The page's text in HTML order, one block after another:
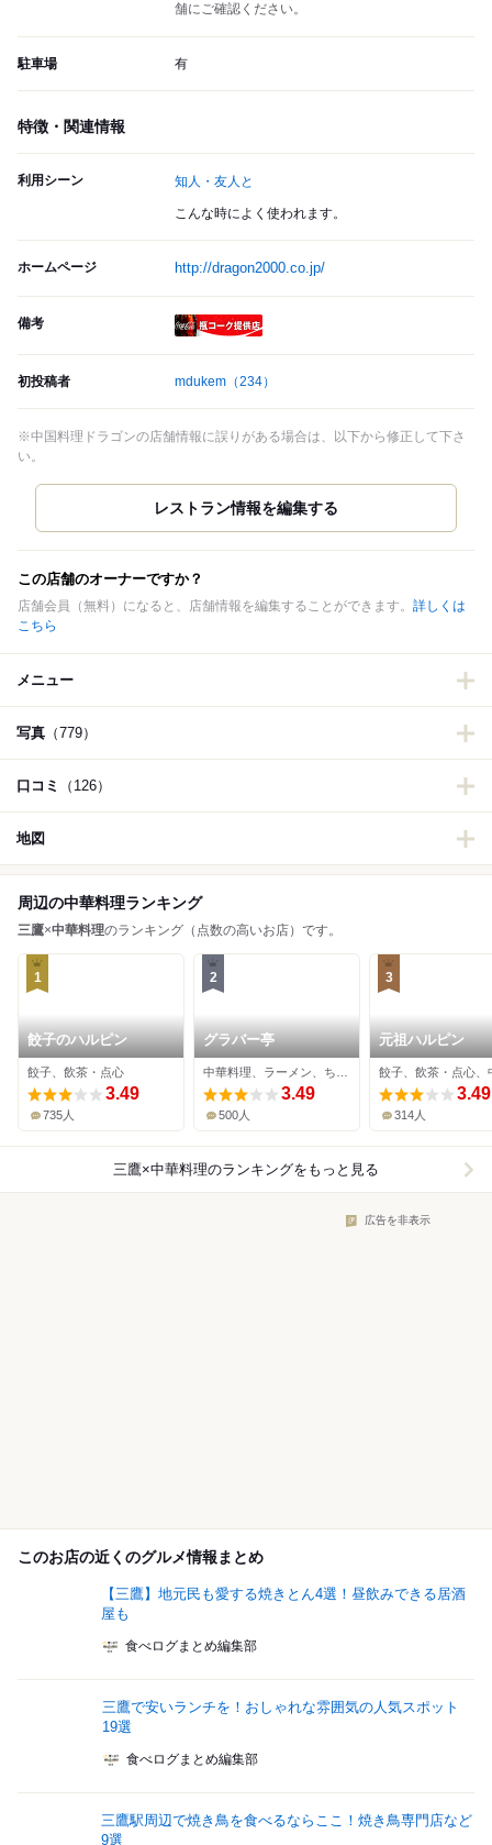
舗にご確認ください。
駐車場 有
特徴・関連情報
利用シーン 知人・友人と
こんな時によく使われます。
ホームページ http://dragon2000.co.jp/
備考
初投稿者 mdukem （234）
※中国料理ドラゴンの店舗情報に誤りがある場合は、以下から修正して下さ
い。
この店舗のオーナーですか？
店舗会員（無料）になると、店舗情報を編集することができます。 詳しくは
こちら
メニュー
写真 （779）
口コミ （126）
地図
周辺の中華料理ランキング
三鷹×中華料理のランキング（点数の高いお店）です。
1
餃子のハルピン
餃子、飲茶・点心
3.49
735人
2
グラバー亭
3.49
500人
3
元祖ハルピン
3.49
314人
三鷹×中華料理のランキングをもっと見る
広告を非表示
このお店の近くのグルメ情報まとめ
【三鷹】地元民も愛する焼きとん4選！昼飲みできる居酒
屋も
食べログまとめ編集部
三鷹で安いランチを！おしゃれな雰囲気の人気スポット
19選
食べログまとめ編集部
三鷹駅周辺で焼き鳥を食べるならここ！焼き鳥専門店など
9選